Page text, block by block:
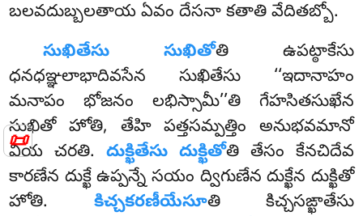
📜
బలవదుబ్బలతాయ ఏవం దేసనా కతాతి వేదితబ్బో.
సుఖితేసు సుఖితోతి ఉపట్ఠాకేసు
ధనధఞ్ఞలాభాదివసేన సుఖితేసు ‘‘ఇదానాహం
మనాపం భోజనం లభిస్సామీ’’తి గేహసితసుఖేన
సుఖితో హోతి, తేహి పత్తసమ్పత్తిం అనుభవమానో
వియ చరతి.దుక్ఖితేసు దుక్ఖితోతి తేసం కేనచిదేవ
కారణేన దుక్ఖే ఉప్పన్నే సయం ద్విగుణేన దుక్ఖేన దుక్ఖితో
హోతి. కిచ్చకరణీయేసూతి కిచ్చసఙ్ఖాతేసు